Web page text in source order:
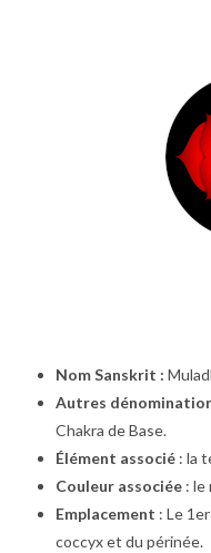
Nom Sanskrit :
Autres
Chakra de Base.
Élément associé : la
Couleur associée : le
Emplacement : Le
coccyx et du périnée.